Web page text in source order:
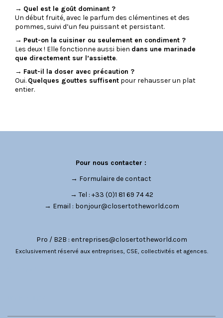
→ Quel est le goût dominant ?
Un début fruité, avec le parfum des clémentines et des
pommes, suivi d’un feu puissant et persistant.
→ Peut-on la cuisiner ou seulement en condiment ?
Les deux ! Elle fonctionne aussi bien dans une marinade
que directement sur l’assiette.
→ Faut-il la doser avec précaution ?
Oui. Quelques gouttes suffisent pour rehausser un plat
entier.
Pour nous contacter :
→ Formulaire de contact
→ Tel : +33 (0)1 81 69 74 42
→ Email : bonjour@closertotheworld.com
Pro / B2B : entreprises@closertotheworld.com
Exclusivement réservé aux entreprises, CSE, collectivités et agences.